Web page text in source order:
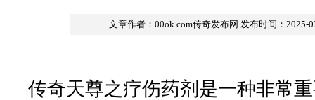
文章作者：00ok.com传奇发布网 发布时间：2025-
传奇天尊之疗伤药剂是一种非常